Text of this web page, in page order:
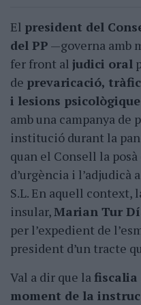
El president del
del PP —governa amb
fer front al judici oral
de prevaricació,
i lesions
amb una campanya
institució durant la
quan el Consell la
d’urgència i l’adjudicà
S.L. En aquell context,
insular,Marian Tur
per l’expedient de
president d’un tracte
Val a dir que lafiscalia
moment de la